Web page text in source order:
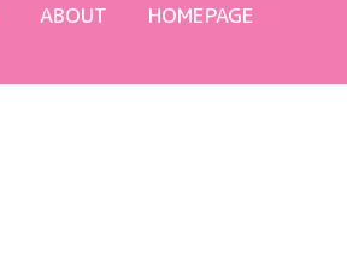
ABOUT HOMEPAGE